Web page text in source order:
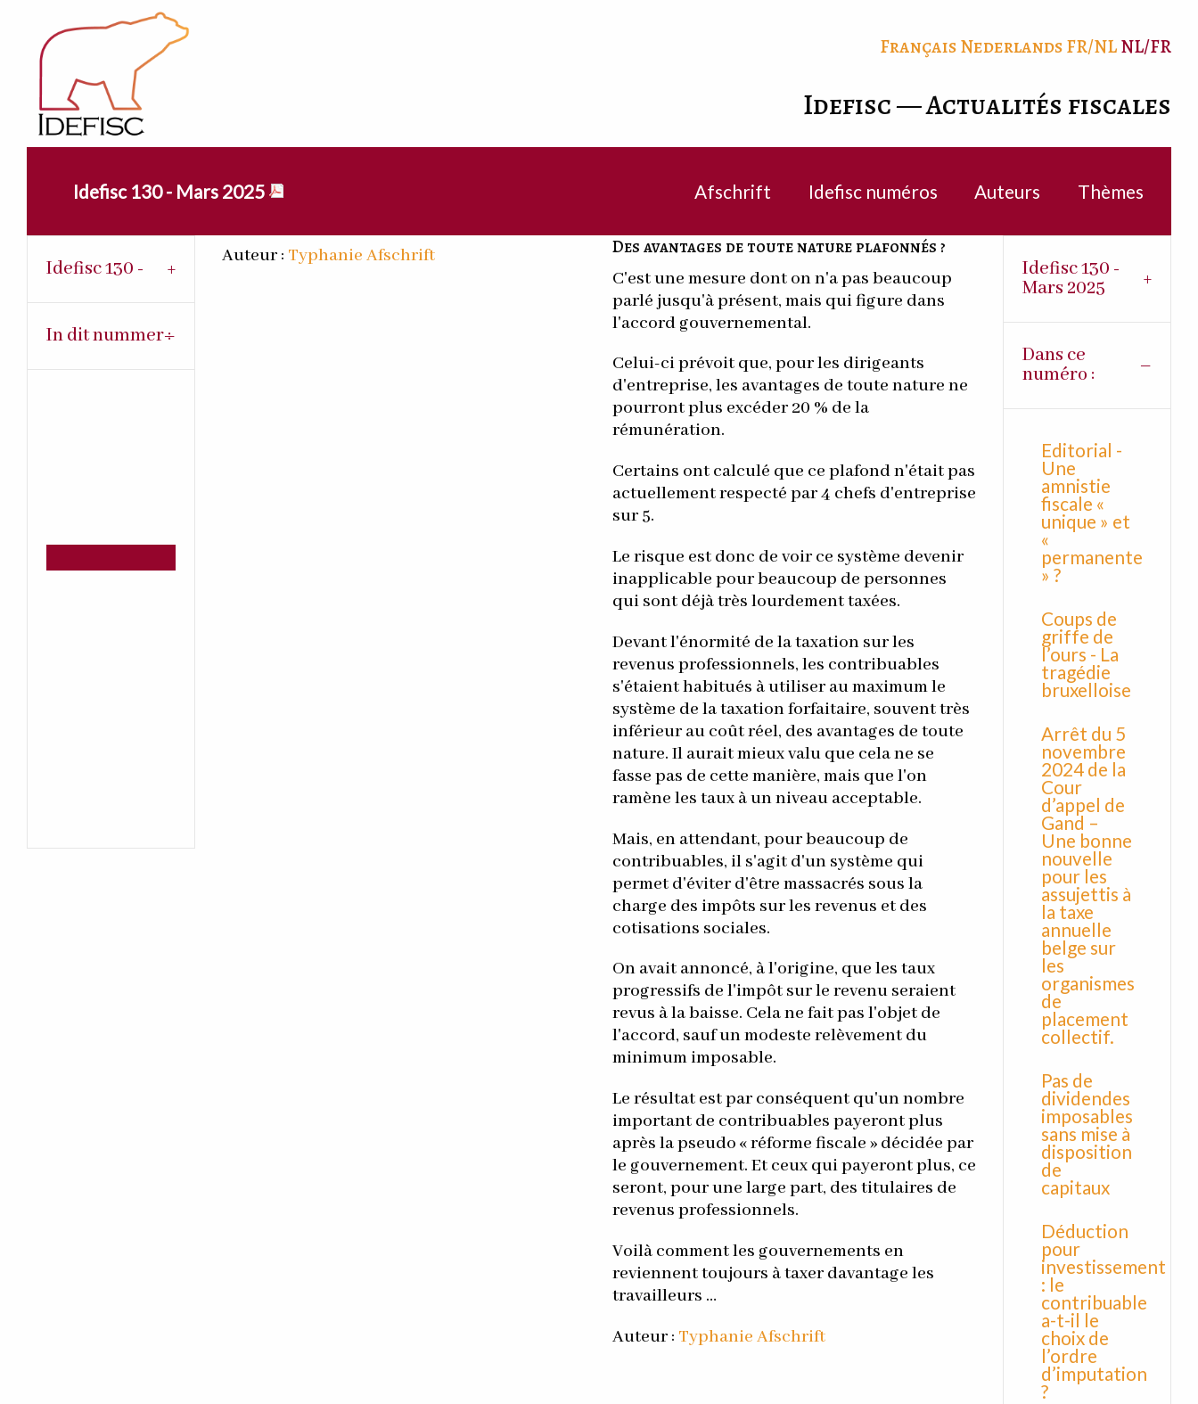
FrançaisNederlandsFR/NLNL/FR
Idefisc — Actualités fiscales
Idefisc 130 - Mars 2025 Afschrift Idefisc numéros Auteurs Thèmes
Idefisc 130 -
In dit nummer :
Auteur : Typhanie Afschrift Des avantages de toute nature plafonnés ?
C'est une mesure dont on n'a pas beaucoup
parlé jusqu'à présent, mais qui figure dans
l'accord gouvernemental.
Celui-ci prévoit que, pour les dirigeants
d'entreprise, les avantages de toute nature ne
pourront plus excéder 20 % de la
rémunération.
Certains ont calculé que ce plafond n'était pas
actuellement respecté par 4 chefs d'entreprise
sur 5.
Le risque est donc de voir ce système devenir
inapplicable pour beaucoup de personnes
qui sont déjà très lourdement taxées.
Devant l'énormité de la taxation sur les
revenus professionnels, les contribuables
s'étaient habitués à utiliser au maximum le
système de la taxation forfaitaire, souvent très
inférieur au coût réel, des avantages de toute
nature. Il aurait mieux valu que cela ne se
fasse pas de cette manière, mais que l'on
ramène les taux à un niveau acceptable.
Mais, en attendant, pour beaucoup de
contribuables, il s'agit d'un système qui
permet d'éviter d'être massacrés sous la
charge des impôts sur les revenus et des
cotisations sociales.
On avait annoncé, à l'origine, que les taux
progressifs de l'impôt sur le revenu seraient
revus à la baisse. Cela ne fait pas l'objet de
l'accord, sauf un modeste relèvement du
minimum imposable.
Le résultat est par conséquent qu'un nombre
important de contribuables payeront plus
après la pseudo « réforme fiscale » décidée par
le gouvernement. Et ceux qui payeront plus, ce
seront, pour une large part, des titulaires de
revenus professionnels.
Voilà comment les gouvernements en
reviennent toujours à taxer davantage les
travailleurs …
Auteur : Typhanie Afschrift
Idefisc 130 -
Mars 2025
Dans ce
numéro :
Editorial -
Une
amnistie
fiscale «
unique » et
«
permanente
» ?
Coups de
griffe de
l’ours - La
tragédie
bruxelloise
Arrêt du 5
novembre
2024 de la
Cour
d’appel de
Gand –
Une bonne
nouvelle
pour les
assujettis à
la taxe
annuelle
belge sur
les
organismes
de
placement
collectif.
Pas de
dividendes
imposables
sans mise à
disposition
de
capitaux
Déduction
pour
investissement
: le
contribuable
a-t-il le
choix de
l’ordre
d’imputation
?